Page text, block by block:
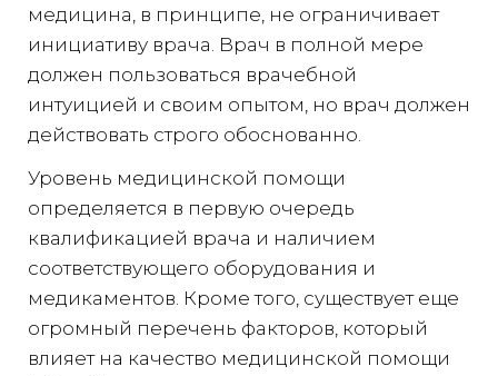
медицина, в принципе, не ограничивает
инициативу врача. Врач в полной мере
должен пользоваться врачебной
интуицией и своим опытом, но врач должен
действовать строго обоснованно.
Уровень медицинской помощи
определяется в первую очередь
квалификацией врача и наличием
соответствующего оборудования и
медикаментов. Кроме того, существует еще
огромный перечень факторов, который
влияет на качество медицинской помощи